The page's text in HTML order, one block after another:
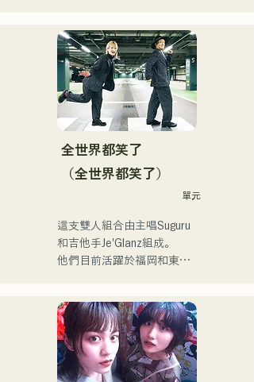
共鳴，配上朗朗上口的吉他
旋律，旨在創造一種能夠銘
刻在聽眾心中的音樂。
全世界都笑了
（全世界都笑了）
單元
這支雙人組合由主唱Suguru
和吉他手Je'Glanz組成。
他們目前活躍於福岡和東
他們的社群媒體瀏覽量超過
350萬，粉絲超過11.9萬！
他們也被選中代表J:COM福
岡、熊本和下關，演唱2024